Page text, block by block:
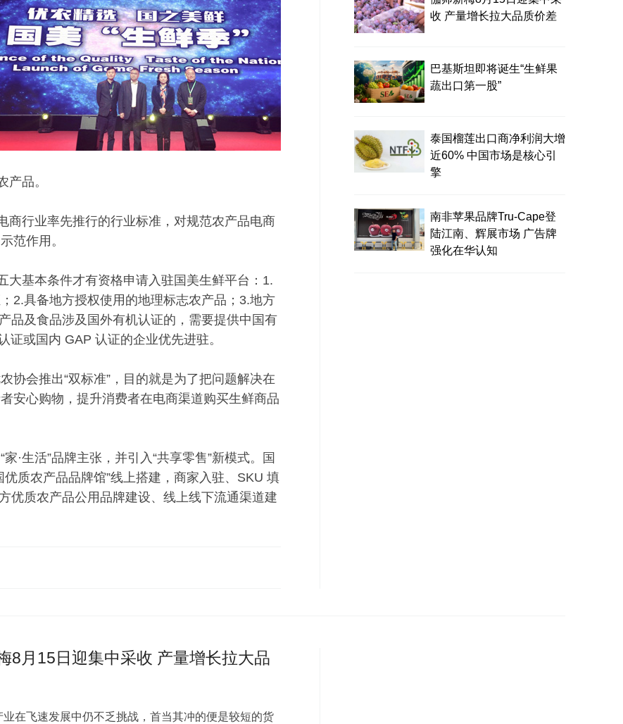
产品。
商行业率先推行的行业标准，对规范农产品电商
范作用。
大基本条件才有资格申请入驻国美生鲜平台：1.
2.具备地方授权使用的地理标志农产品；3.地方
品及食品涉及国外有机认证的，需要提供中国有
或国内 GAP 认证的企业优先进驻。
协会推出“双标准”，目的就是为了把问题解决在
安心购物，提升消费者在电商渠道购买生鲜商品
·生活”品牌主张，并引入“共享零售”新模式。国
质农产品品牌馆”线上搭建，商家入驻、SKU 填
优质农产品公用品牌建设、线上线下流通渠道建
收 产量增长拉大品质价差
巴基斯坦即将诞生“生鲜果
蔬出口第一股”
泰国榴莲出口商净利润大增
近60% 中国市场是核心引
擎
南非苹果品牌Tru-Cape登
陆江南、辉展市场 广告牌
强化在华认知
8月15日迎集中采收 产量增长拉大品
业在飞速发展中仍不乏挑战，首当其冲的便是较短的货